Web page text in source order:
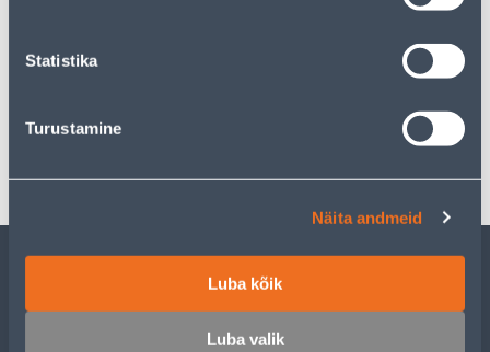
Statistika
Turustamine
Näita andmeid
Luba kõik
Luba valik